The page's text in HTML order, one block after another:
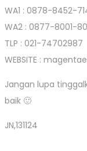
WA1 : 0878-8452-
WA2 : 0877-8001-
TLP : 021-74702987
WEBSITE :
Jangan lupa
baik 🙂
JN,131124